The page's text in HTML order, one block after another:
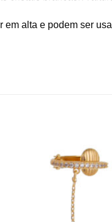
alta e podem ser